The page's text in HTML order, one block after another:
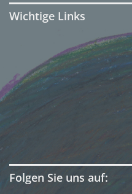
Wichtige Links
Folgen Sie uns auf: